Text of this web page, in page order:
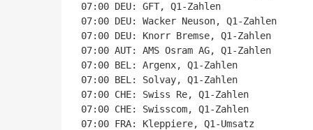
07:00 DEU: GFT, Q1-Zahlen
07:00 DEU: Wacker Neuson, Q1-Zahlen
07:00 DEU: Knorr Bremse, Q1-Zahlen
07:00 AUT: AMS Osram AG, Q1-Zahlen
07:00 BEL: Argenx, Q1-Zahlen
07:00 BEL: Solvay, Q1-Zahlen
07:00 CHE: Swiss Re, Q1-Zahlen
07:00 CHE: Swisscom, Q1-Zahlen
07:00 FRA: Kleppiere, Q1-Umsatz